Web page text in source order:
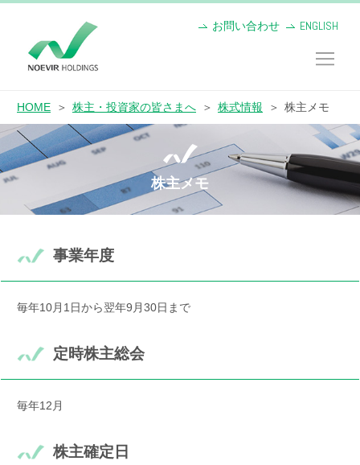
お問い合わせ ENGLISH
HOME 株主・投資家の皆さまへ 株式情報 株主メモ
株主メモ
事業年度
毎年10月1日から翌年9月30日まで
定時株主総会
毎年12月
株主確定日